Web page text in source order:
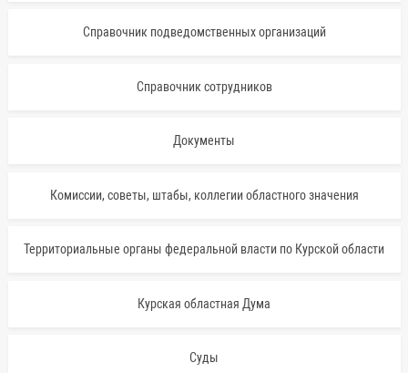
Справочник подведомственных организаций
Справочник сотрудников
Документы
Комиссии, советы, штабы, коллегии областного значения
Территориальные органы федеральной власти по Курской области
Курская областная Дума
Суды